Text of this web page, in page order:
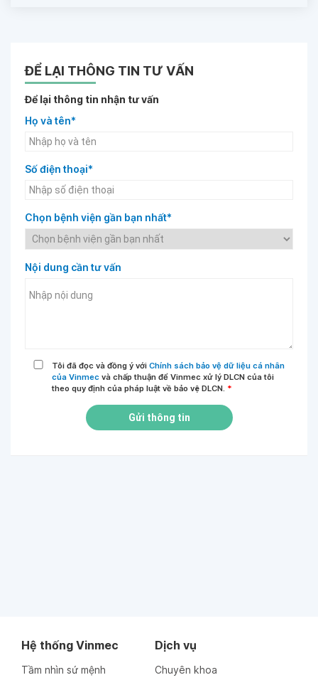
ĐỂ LẠI THÔNG TIN TƯ VẤN
Để lại thông tin nhận tư vấn
Họ và tên*
Số điện thoại*
Chọn bệnh viện gần bạn nhất*
Nội dung cần tư vấn
Tôi đã đọc và đồng ý với Chính sách bảo vệ dữ liệu cá nhân
của Vinmec và chấp thuận để Vinmec xử lý DLCN của tôi
theo quy định của pháp luật về bảo vệ DLCN. *
Gửi thông tin
Hệ thống Vinmec
Tầm nhìn sứ mệnh
Dịch vụ
Chuyên khoa